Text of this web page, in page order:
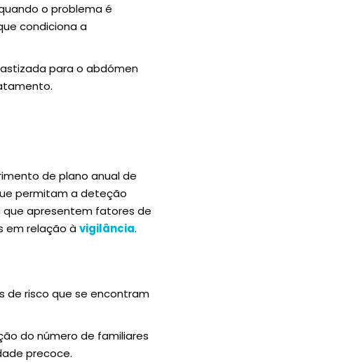
o problema é
condiciona a
para o abdómen
de plano anual de
permitam a deteção
que apresentem fatores de
em relação àvigilância.
de risco que se encontram
do número de familiares
precoce.